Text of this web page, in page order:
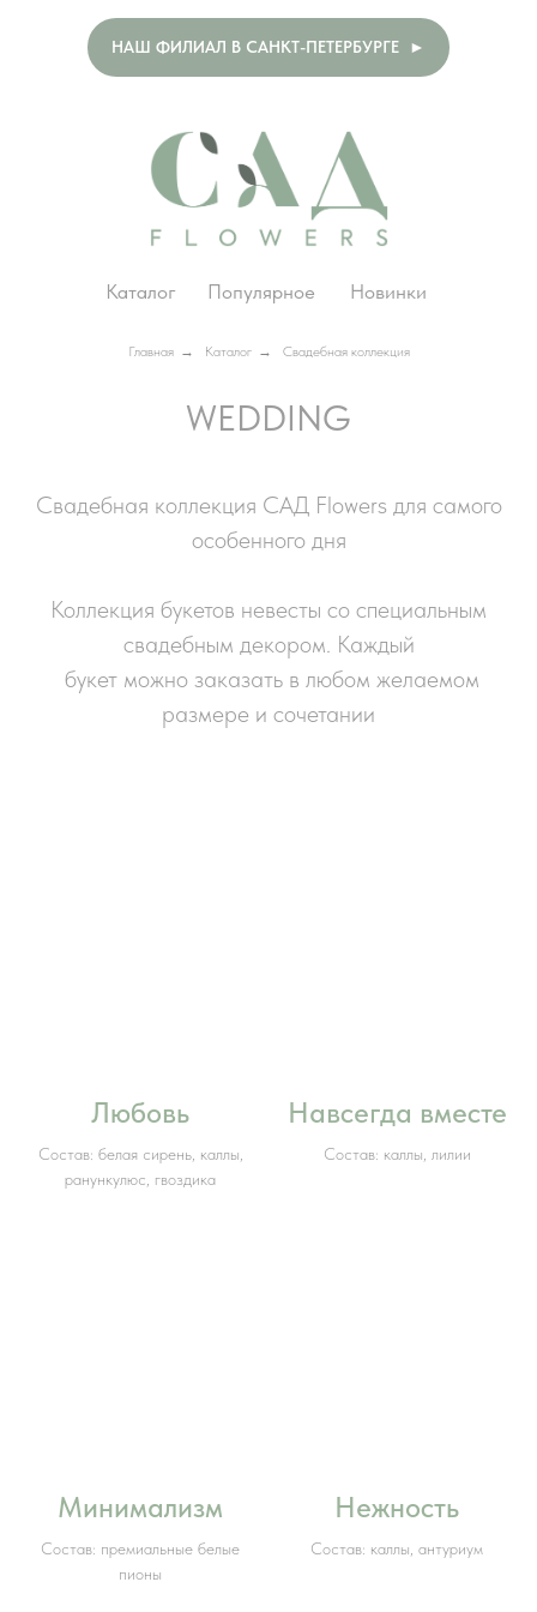
НАШ ФИЛИАЛ В САНКТ-ПЕТЕРБУРГЕ ►
Каталог Популярное Новинки
Главная → Каталог → Свадебная коллекция
WEDDING
Свадебная коллекция САД Flowers для самого
особенного дня
Коллекция букетов невесты со специальным
свадебным декором. Каждый
букет можно заказать в любом желаемом
размере и сочетании
Любовь
Состав: белая сирень, каллы,
ранункулюс, гвоздика
Навсегда вместе
Состав: каллы, лилии
Минимализм
Состав: премиальные белые
пионы
Нежность
Состав: каллы, антуриум